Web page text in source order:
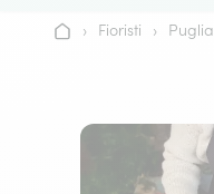
Home› Fioristi › Puglia